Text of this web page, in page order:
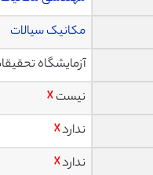
مکانیک سیالات
آزمایشگاه
نیست☓
ندارد☓
ندارد☓